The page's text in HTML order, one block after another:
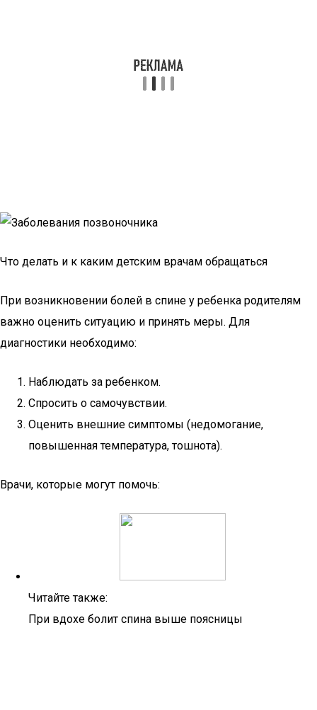
Что делать и к каким детским врачам обращаться
При возникновении болей в спине у ребенка родителям
важно оценить ситуацию и принять меры. Для
диагностики необходимо:
Наблюдать за ребенком.
Спросить о самочувствии.
Оценить внешние симптомы (недомогание,
повышенная температура, тошнота).
Врачи, которые могут помочь:
Читайте также:
При вдохе болит спина выше поясницы